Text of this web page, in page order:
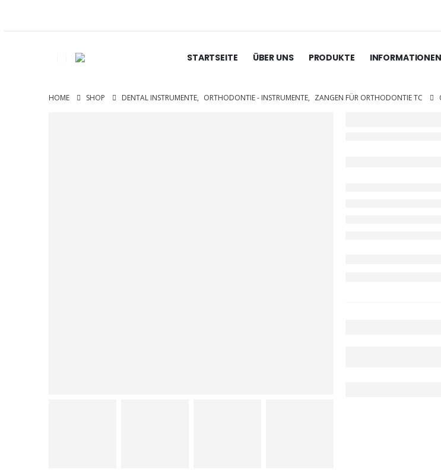
STARTSEITE ÜBER UNS PRODUKTE INFORMATIONEN
HOME SHOP DENTAL INSTRUMENTE, ORTHODONTIE - INSTRUMENTE, ZANGEN FÜR ORTHODONTIE TC